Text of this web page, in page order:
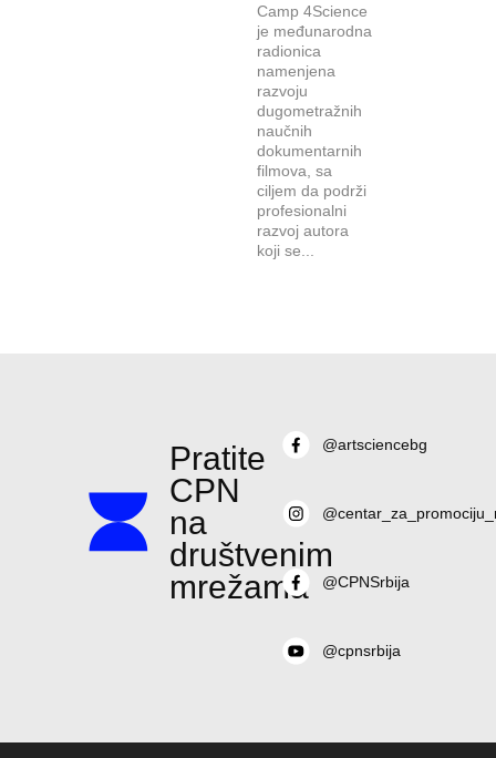
Camp 4Science
je međunarodna
radionica
namenjena
razvoju
dugometražnih
naučnih
dokumentarnih
filmova, sa
ciljem da podrži
profesionalni
razvoj autora
koji se...
Pratite
CPN
na
društvenim
mrežama
@artsciencebg
@CPNSrbija
@cpnsrbija